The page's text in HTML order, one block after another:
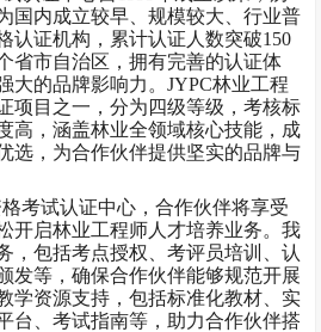
国内成立较早、规模较大、行业普
认证机构，累计认证人数突破150
省市自治区，拥有完善的认证体
大的品牌影响力。JYPC林业工程
项目之一，分为四级等级，考核标
高，涵盖林业全领域核心技能，成
选，为合作伙伴提供坚实的品牌与
考试认证中心，合作伙伴将享受
开启林业工程师人才培养业务。我
，包括考点授权、考评员培训、认
发等，确保合作伙伴能够规范开展
学资源支持，包括标准化教材、实
台、考试指南等，助力合作伙伴搭